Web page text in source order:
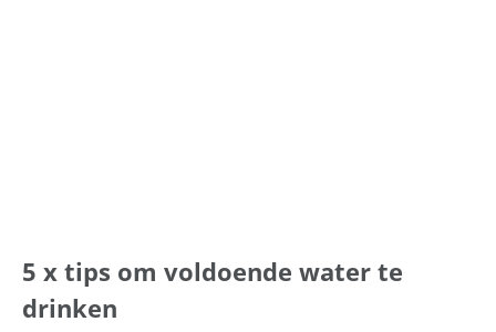
5 x tips om voldoende water te
drinken